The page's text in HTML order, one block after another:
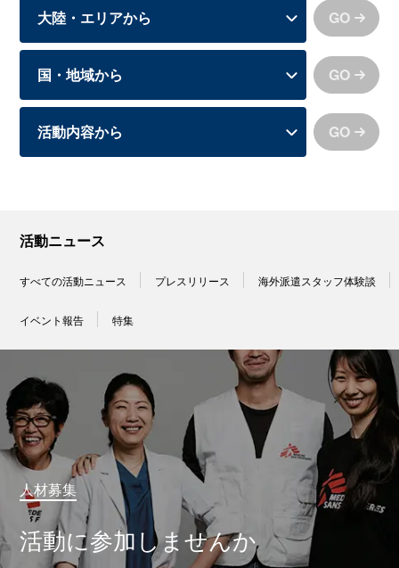
GO
GO
GO
活動ニュース
すべての活動ニュース プレスリリース 海外派遣スタッフ体験談
イベント報告 特集
人材募集
活動に参加しませんか